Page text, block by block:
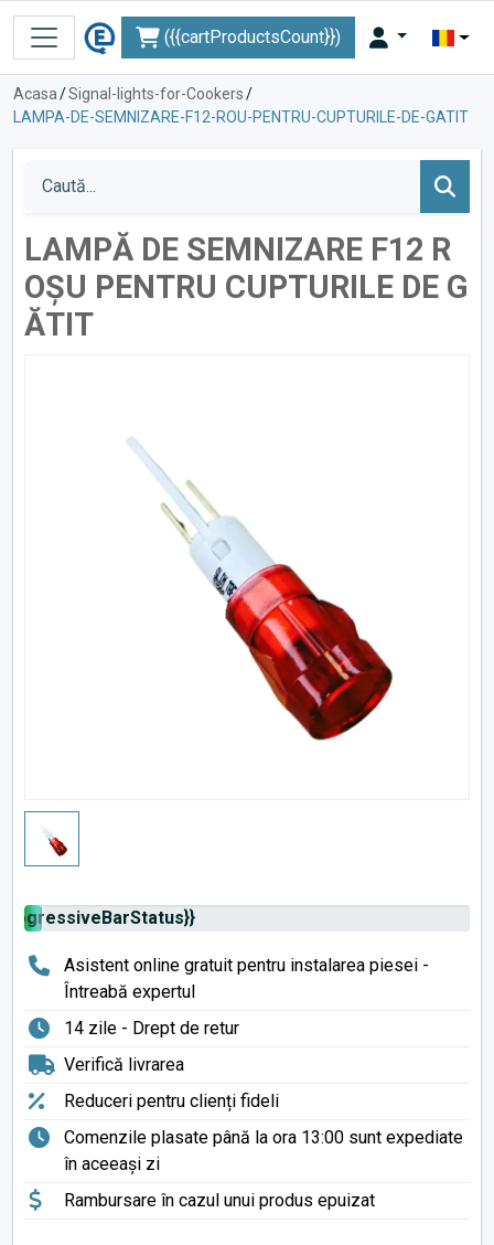
({{cartProductsCount}})
Acasa/Signal-lights-for-Cookers/
LAMPA-DE-SEMNIZARE-F12-ROU-PENTRU-CUPTURILE-DE-GATIT
LAMPĂ DE SEMNIZARE F12 R
OȘU PENTRU CUPTURILE DE G
ĂTIT
Asistent online gratuit pentru instalarea piesei -
Întreabă expertul
14 zile - Drept de retur
Verifică livrarea
Reduceri pentru clienți fideli
Comenzile plasate până la ora 13:00 sunt expediate
în aceeași zi
Rambursare în cazul unui produs epuizat